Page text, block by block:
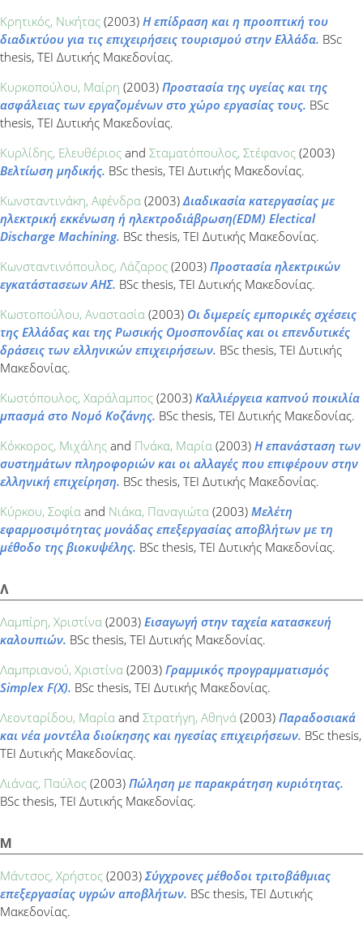
Κρητικός, Νικήτας (2003) Η επίδραση και η προοπτική του
διαδικτύου για τις επιχειρήσεις τουρισμού στην Ελλάδα. BSc
thesis, ΤΕΙ Δυτικής Μακεδονίας.
Κυρκοπούλου, Μαίρη (2003) Προστασία της υγείας και της
ασφάλειας των εργαζομένων στο χώρο εργασίας τους. BSc
thesis, ΤΕΙ Δυτικής Μακεδονίας.
Κυρλίδης, Ελευθέριος and Σταματόπουλος, Στέφανος (2003)
Βελτίωση μηδικής. BSc thesis, ΤΕΙ Δυτικής Μακεδονίας.
Κωνσταντινάκη, Αφένδρα (2003) Διαδικασία κατεργασίας με
ηλεκτρική εκκένωση ή ηλεκτροδιάβρωση(ΕDM) Electical
Discharge Machining. BSc thesis, ΤΕΙ Δυτικής Μακεδονίας.
Κωνσταντινόπουλος, Λάζαρος (2003) Προστασία ηλεκτρικών
εγκατάστασεων ΑΗΣ. BSc thesis, ΤΕΙ Δυτικής Μακεδονίας.
Κωστοπούλου, Αναστασία (2003) Οι διμερείς εμπορικές σχέσεις
της Ελλάδας και της Ρωσικής Ομοσπονδίας και οι επενδυτικές
δράσεις των ελληνικών επιχειρήσεων. BSc thesis, ΤΕΙ Δυτικής
Μακεδονίας.
Κωστόπουλος, Χαράλαμπος (2003) Καλλιέργεια καπνού ποικιλία
μπασμά στο Νομό Κοζάνης. BSc thesis, ΤΕΙ Δυτικής Μακεδονίας.
Κόκκορος, Μιχάλης and Πνάκα, Μαρία (2003) Η επανάσταση των
συστημάτων πληροφοριών και οι αλλαγές που επιφέρουν στην
ελληνική επιχείρηση. BSc thesis, ΤΕΙ Δυτικής Μακεδονίας.
Κύρκου, Σοφία and Νιάκα, Παναγιώτα (2003) Mελέτη
εφαρμοσιμότητας μονάδας επεξεργασίας αποβλήτων με τη
μέθοδο της βιοκυψέλης. BSc thesis, ΤΕΙ Δυτικής Μακεδονίας.
Λ
Λαμπίρη, Χριστίνα (2003) Εισαγωγή στην ταχεία κατασκευή
καλουπιών. BSc thesis, ΤΕΙ Δυτικής Μακεδονίας.
Λαμπριανού, Χριστίνα (2003) Γραμμικός προγραμματισμός
Simplex F(X). BSc thesis, ΤΕΙ Δυτικής Μακεδονίας.
Λεονταρίδου, Μαρία and Στρατήγη, Αθηνά (2003) Παραδοσιακά
και νέα μοντέλα διοίκησης και ηγεσίας επιχειρήσεων. BSc thesis,
ΤΕΙ Δυτικής Μακεδονίας.
Λιάνας, Παύλος (2003) Πώληση με παρακράτηση κυριότητας.
BSc thesis, ΤΕΙ Δυτικής Μακεδονίας.
Μ
Μάντσος, Χρήστος (2003) Σύγχρονες μέθοδοι τριτοβάθμιας
επεξεργασίας υγρών αποβλήτων. BSc thesis, ΤΕΙ Δυτικής
Μακεδονίας.